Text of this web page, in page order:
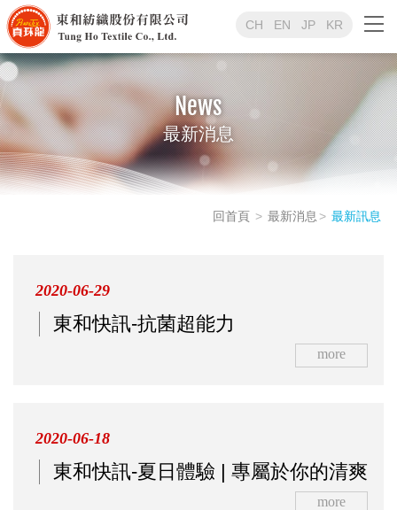
CH EN JP KR
News
最新消息
回首頁 最新消息 最新訊息
2020-06-29
東和快訊-抗菌超能力
more
2020-06-18
東和快訊-夏日體驗 | 專屬於你的清爽
more